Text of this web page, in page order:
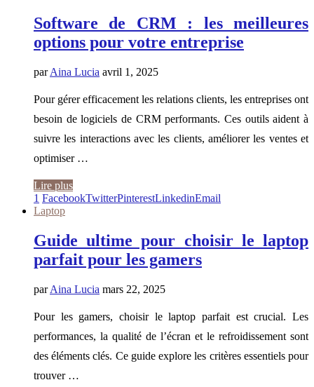
Software de CRM : les meilleures
options pour votre entreprise
parAina Lucia avril 1, 2025
Pour gérer efficacement les relations clients, les entreprises ont
besoin de logiciels de CRM performants. Ces outils aident à
suivre les interactions avec les clients, améliorer les ventes et
optimiser …
Lire plus
1 FacebookTwitterPinterestLinkedinEmail
Laptop
Guide ultime pour choisir le laptop
parfait pour les gamers
parAina Lucia mars 22, 2025
Pour les gamers, choisir le laptop parfait est crucial. Les
performances, la qualité de l’écran et le refroidissement sont
des éléments clés. Ce guide explore les critères essentiels pour
trouver …